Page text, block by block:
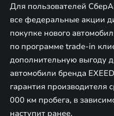
Для пользователей
все федеральные акции
покупке нового
по программе trade-in
дополнительную выгоду
автомобили бренда
гарантия производителя
000 км пробега, в
наступит ранее.